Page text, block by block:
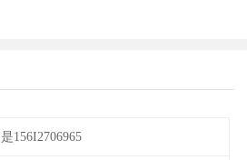
是156I2706965